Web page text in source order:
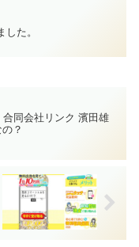
た。
合同会社リンク 濱田雄
？